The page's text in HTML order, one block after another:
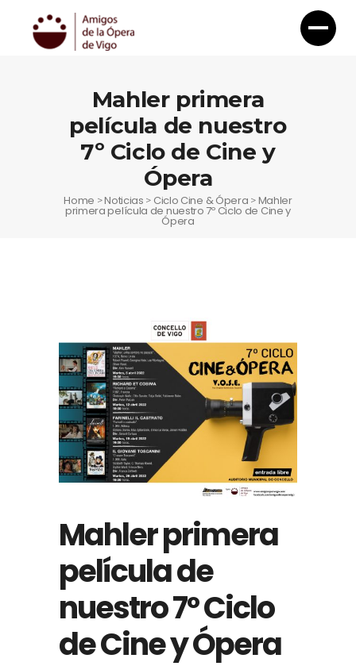
Mahler primera
película de nuestro
7º Ciclo de Cine y
Ópera
Home >Noticias > Ciclo Cine & Ópera >Mahler
primera película de nuestro 7º Ciclo de Cine y
Ópera
Mahler primera
película de
nuestro 7º Ciclo
de Cine y Ópera